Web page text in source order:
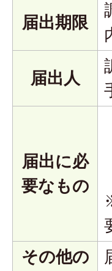
届出期限
届出人
届出に必
要なもの
その他の